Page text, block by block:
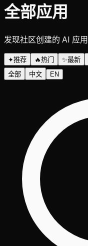
全部应用
发现社区创建的 AI 应用
✦推荐 🔥热门 ✨最新
全部
中文 EN